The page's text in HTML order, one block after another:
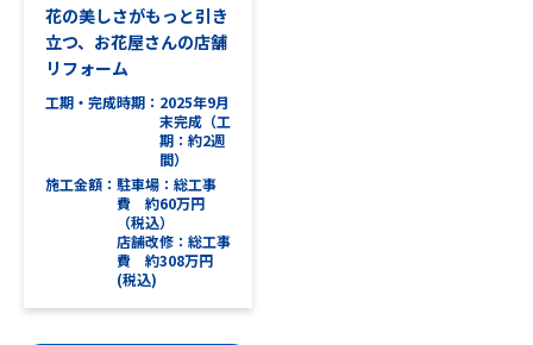
花の美しさがもっと引き
立つ、お花屋さんの店舗
リフォーム
工期・完成時期
2025年9月
末完成（工
期：約2週
間）
施工金額
駐車場：総工事
費 約60万円
（税込）
店舗改修：総工事
費 約308万円
(税込)